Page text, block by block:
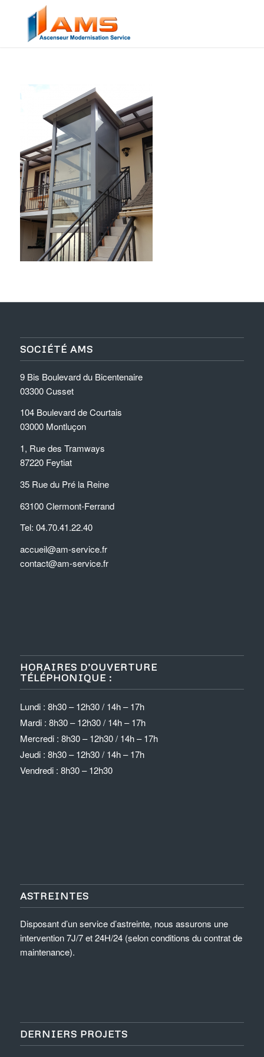
SOCIÉTÉ AMS
9 Bis Boulevard du Bicentenaire
03300 Cusset
104 Boulevard de Courtais
03000 Montluçon
1, Rue des Tramways
87220 Feytiat
35 Rue du Pré la Reine
63100 Clermont-Ferrand
Tel: 04.70.41.22.40
accueil@am-service.fr
contact@am-service.fr
HORAIRES D’OUVERTURE
TÉLÉPHONIQUE :
Lundi : 8h30 – 12h30 / 14h – 17h
Mardi : 8h30 – 12h30 / 14h – 17h
Mercredi : 8h30 – 12h30 / 14h – 17h
Jeudi : 8h30 – 12h30 / 14h – 17h
Vendredi : 8h30 – 12h30
ASTREINTES
Disposant d’un service d’astreinte, nous assurons une
intervention 7J/7 et 24H/24 (selon conditions du contrat de
maintenance).
DERNIERS PROJETS